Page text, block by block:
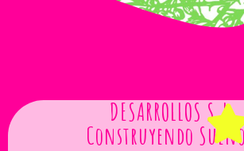
DESARROLLOS S.L
Construyendo